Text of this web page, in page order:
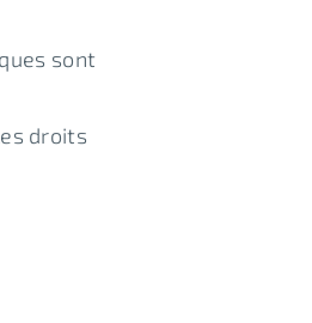
sont
droits